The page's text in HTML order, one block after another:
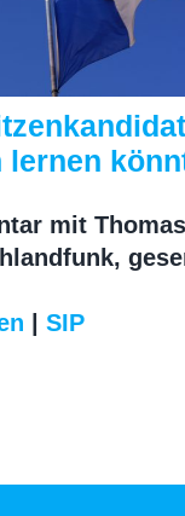
lernen
mit Thomas
SIP